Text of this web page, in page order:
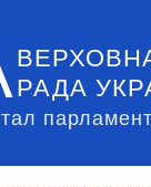
РАДА